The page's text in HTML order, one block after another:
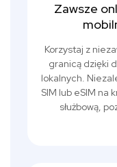
Zawsze
Korzystaj z
granicą dzięki
lokalnych.
SIM lub eSIM na
służbową,